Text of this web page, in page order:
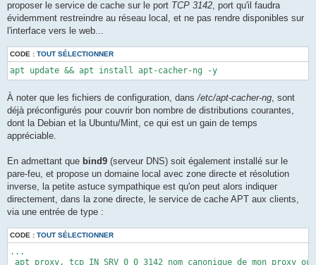
proposer le service de cache sur le port TCP 3142, port qu'il faudra
évidemment restreindre au réseau local, et ne pas rendre disponibles sur
l'interface vers le web...
CODE : TOUT SÉLECTIONNER
apt update && apt install apt-cacher-ng -y
À noter que les fichiers de configuration, dans /etc/apt-cacher-ng , sont
déjà préconfigurés pour couvrir bon nombre de distributions courantes,
dont la Debian et la Ubuntu/Mint, ce qui est un gain de temps
appréciable.
En admettant que bind9 (serveur DNS) soit également installé sur le
pare-feu, et propose un domaine local avec zone directe et résolution
inverse, la petite astuce sympathique est qu'on peut alors indiquer
directement, dans la zone directe, le service de cache APT aux clients,
via une entrée de type :
CODE : TOUT SÉLECTIONNER
...
_apt_proxy._tcp IN SRV 0 0 3142